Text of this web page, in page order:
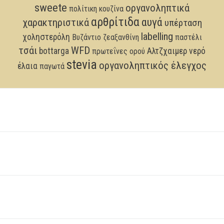
sweete πολίτικη κουζίνα οργανοληπτικά
χαρακτηριστικά αρθρίτιδα αυγά υπέρταση
χοληστερόλη Βυζάντιο ζεαξανθίνη labelling παστέλι
τσάι bottarga WFD πρωτεΐνες ορού Αλτζχαιμερ νερό
έλαια παγωτά stevia οργανοληπτικός έλεγχος